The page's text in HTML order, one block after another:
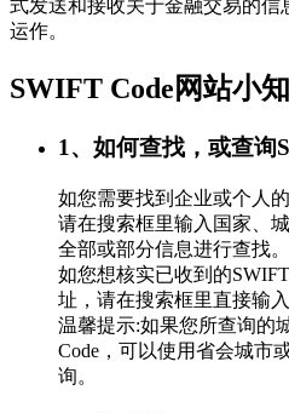
式发送和接收关于金融交易的
运作。
SWIFT Code网站小
1、如何查找，或查询
如您需要找到企业或个人
请在搜索框里输入国家、
全部或部分信息进行查找。
如您想核实已收到的
址，请在搜索框里直接输入
温馨提示:如果您所查询的
Code，可以使用省会城市
询。